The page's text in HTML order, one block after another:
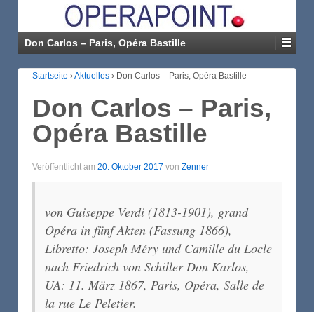
Don Carlos – Paris, Opéra Bastille
Startseite ›Aktuelles › Don Carlos – Paris, Opéra Bastille
Don Carlos – Paris,
Opéra Bastille
Veröffentlicht am 20. Oktober 2017 von Zenner
von Guiseppe Verdi (1813-1901), grand
Opéra in fünf Akten (Fassung 1866),
Libretto: Joseph Méry und Camille du Locle
nach Friedrich von Schiller Don Karlos,
UA: 11. März 1867, Paris, Opéra, Salle de
la rue Le Peletier.